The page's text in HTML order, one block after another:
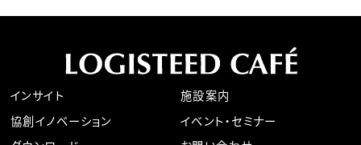
インサイト
施設案内
協創イノベーション
イベント・セミナー